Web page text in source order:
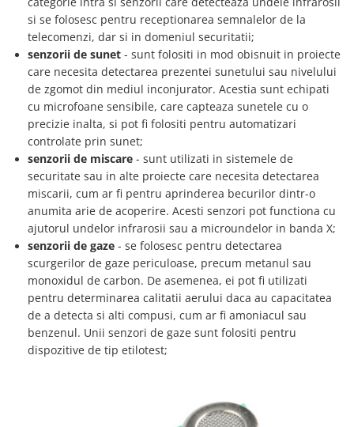
Lanterne
Lanterne de Cap
Lanterne de Mana
Lampi Solare
Proiectoare LED
Aeroterme
Auto
Roboti de Pornire Auto
Microscoape Biologice
si se folosesc pentru receptionarea semnalelor de la
telecomenzi, dar si in domeniul securitatii;
senzorii de sunet - sunt folositi in mod obisnuit in proiecte
care necesita detectarea prezentei sunetului sau nivelului
de zgomot din mediul inconjurator. Acestia sunt echipati
cu microfoane sensibile, care capteaza sunetele cu o
precizie inalta, si pot fi folositi pentru automatizari
controlate prin sunet;
senzorii de miscare - sunt utilizati in sistemele de
securitate sau in alte proiecte care necesita detectarea
miscarii, cum ar fi pentru aprinderea becurilor dintr-o
anumita arie de acoperire. Acesti senzori pot functiona cu
ajutorul undelor infrarosii sau a microundelor in banda X;
senzorii de gaze - se folosesc pentru detectarea
scurgerilor de gaze periculoase, precum metanul sau
monoxidul de carbon. De asemenea, ei pot fi utilizati
pentru determinarea calitatii aerului daca au capacitatea
de a detecta si alti compusi, cum ar fi amoniacul sau
benzenul. Unii senzori de gaze sunt folositi pentru
dispozitive de tip etilotest;